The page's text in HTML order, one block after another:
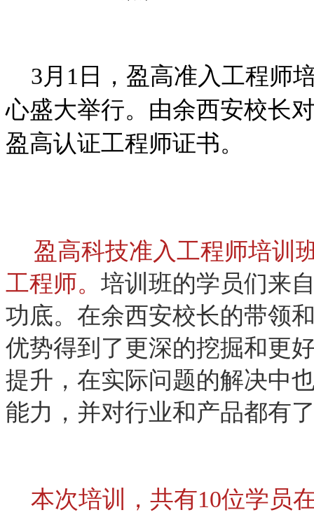
3月1日，盈高准入工程师
心盛大举行。由余西安校长
盈高认证工程师证书。
盈高科技准入工程师培训
工程师。 培训班的学员们来
功底。在余西安校长的带领
优势得到了更深的挖掘和更
提升，在实际问题的解决中
能力，并对行业和产品都有
本次培训，共有10位学员